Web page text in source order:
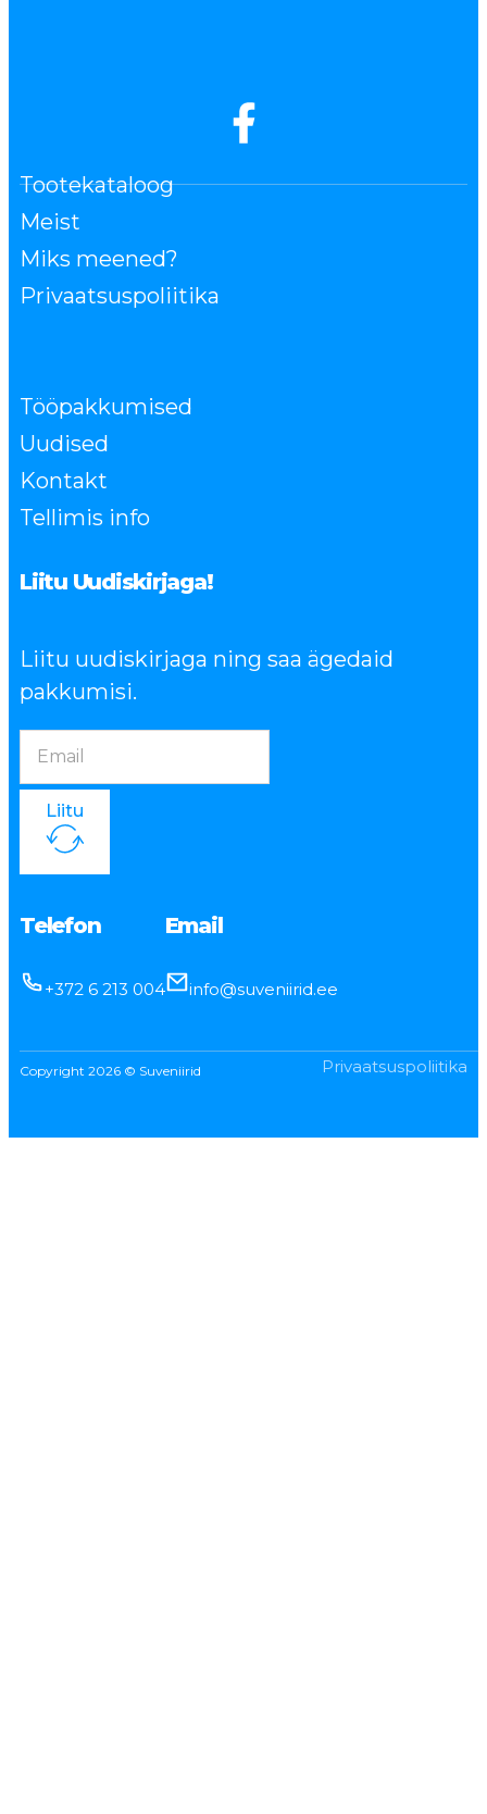
Tootekataloog
Meist
Miks meened?
Privaatsuspoliitika
Tööpakkumised
Uudised
Kontakt
Tellimis info
Liitu Uudiskirjaga!
Liitu uudiskirjaga ning saa ägedaid
pakkumisi.
Liitu
Telefon
+372 6 213 004
Email
info@suveniirid.ee
Copyright 2026 © Suveniirid Privaatsuspoliitika